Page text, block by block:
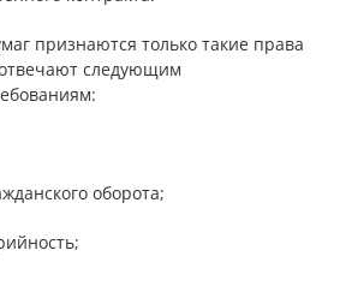
признаются только такие права
следующим
оборота;